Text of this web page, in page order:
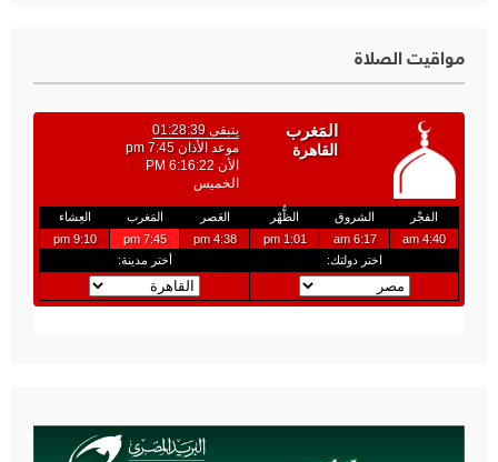
مواقيت الصلاة